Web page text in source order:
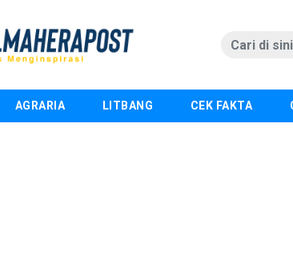
AGRARIA LITBANG CEK FAKTA